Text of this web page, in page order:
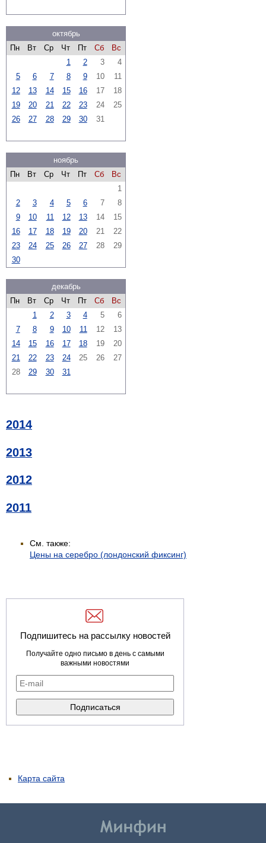
октябрь
Пн
Вт Ср Чт Пт Сб
Вс
1
2 3
4
5
6 7 8 9 10
11
12
13 14 15 16 17
18
19
20 21 22 23 24
25
26
27 28 29 30 31
ноябрь
Пн
Вт Ср Чт Пт Сб
Вс
1
2
3 4 5 6 7
8
9
10 11 12 13 14
15
16
17 18 19 20 21
22
23
24 25 26 27 28
29
30
декабрь
Пн
Вт Ср Чт Пт Сб
Вс
1
2 3 4 5
6
7
8 9 10 11 12
13
14
15 16 17 18 19
20
21
22 23 24 25 26
27
28
29 30 31
2014
2013
2012
2011
См. также:
Цены на серебро (лондонский фиксинг)
Подпишитесь на рассылку новостей
Получайте одно письмо в день с самыми
важными новостями
Карта сайта